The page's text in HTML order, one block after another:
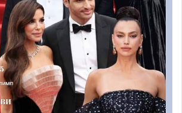
системам
de la sécurité
завершается
20-е Заседание по
Монако (Les Assises de la
четырех дней в Форуме Гримальди
многочисленные конференции,